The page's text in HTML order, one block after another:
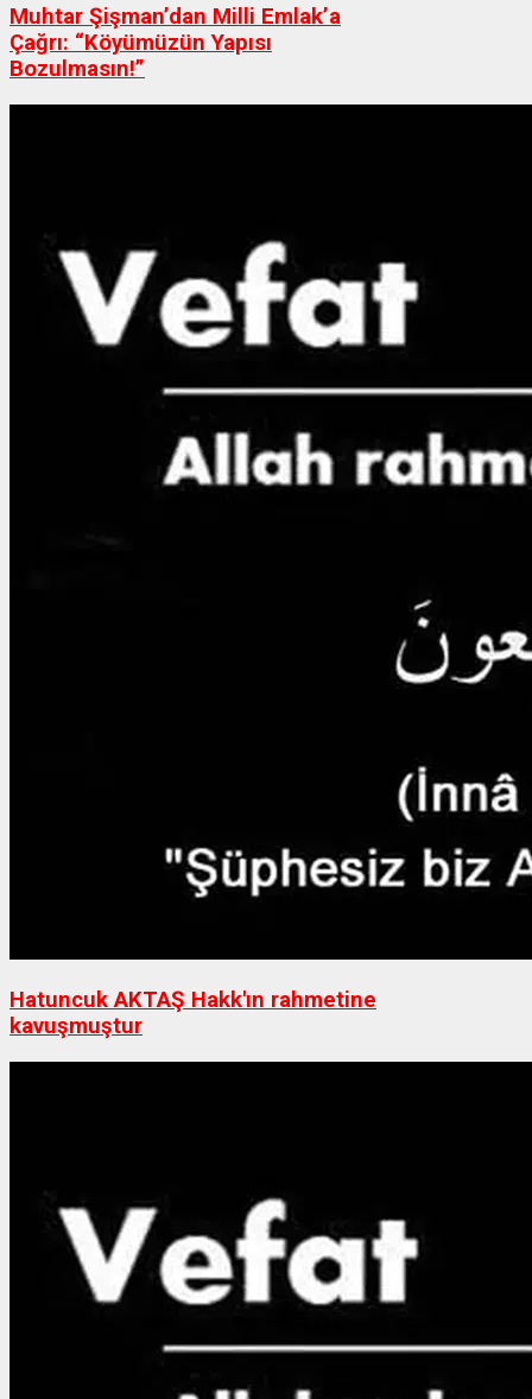
Muhtar Şişman’dan Milli Emlak’a
Çağrı: “Köyümüzün Yapısı
Bozulmasın!”
Hatuncuk AKTAŞ Hakk'ın rahmetine
kavuşmuştur